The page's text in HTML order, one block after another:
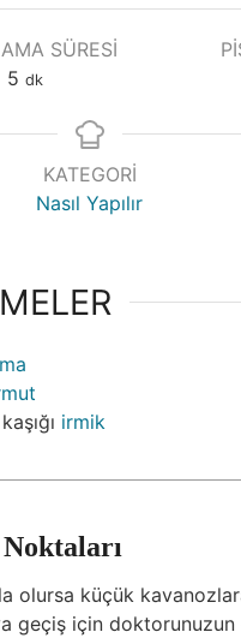
SÜRESI
5 dk
KATEGORI
Nasıl Yapılır
irmik
olursa küçük
geçiş için